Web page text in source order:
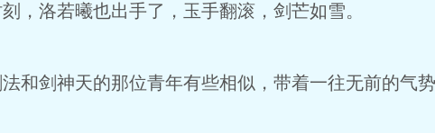
洛若曦也出手了，玉手翻滚，剑芒如雪。
剑神天的那位青年有些相似，带着一往无前的气势